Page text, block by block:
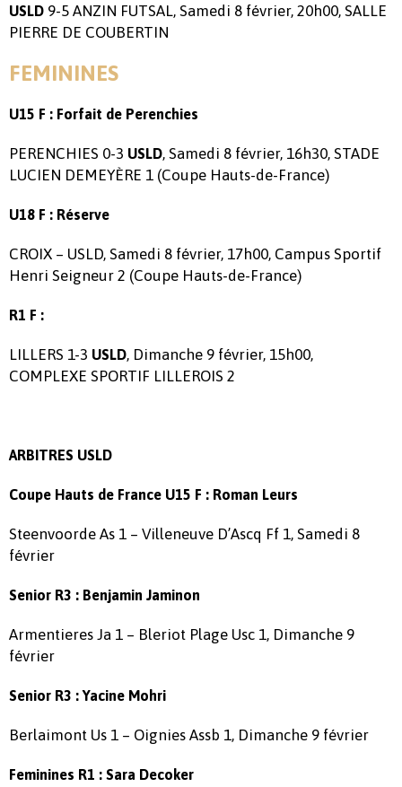
USLD 9-5 ANZIN FUTSAL, Samedi 8 février, 20h00, SALLE
PIERRE DE COUBERTIN
FEMININES
U15 F : Forfait de Perenchies
PERENCHIES 0-3 USLD, Samedi 8 février, 16h30, STADE
LUCIEN DEMEYÈRE 1 (Coupe Hauts-de-France)
U18 F : Réserve
CROIX – USLD, Samedi 8 février, 17h00, Campus Sportif
Henri Seigneur 2 (Coupe Hauts-de-France)
R1 F :
LILLERS 1-3 USLD, Dimanche 9 février, 15h00,
COMPLEXE SPORTIF LILLEROIS 2
ARBITRES USLD
Coupe Hauts de France U15 F : Roman Leurs
Steenvoorde As 1 – Villeneuve D’Ascq Ff 1, Samedi 8
février
Senior R3 : Benjamin Jaminon
Armentieres Ja 1 – Bleriot Plage Usc 1, Dimanche 9
février
Senior R3 : Yacine Mohri
Berlaimont Us 1 – Oignies Assb 1, Dimanche 9 février
Feminines R1 : Sara Decoker